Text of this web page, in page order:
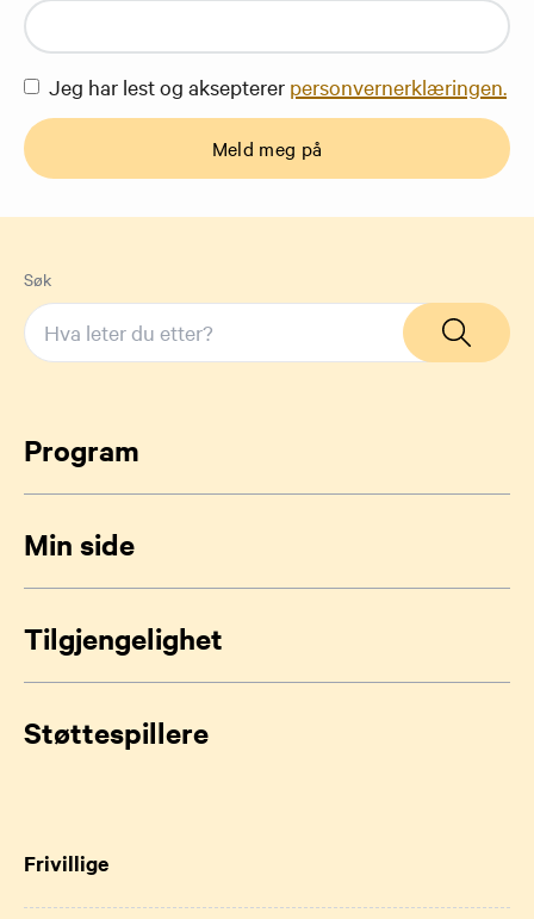
Jeg har lest og aksepterer personvernerklæringen.
Meld meg på
Søk
Program
Min side
Tilgjengelighet
Støttespillere
Frivillige